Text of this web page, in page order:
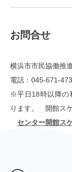
お問合せ
横浜市市民協働推
電話：045-671-
※平日18時以降の
ります。 開館ス
センター開館ス